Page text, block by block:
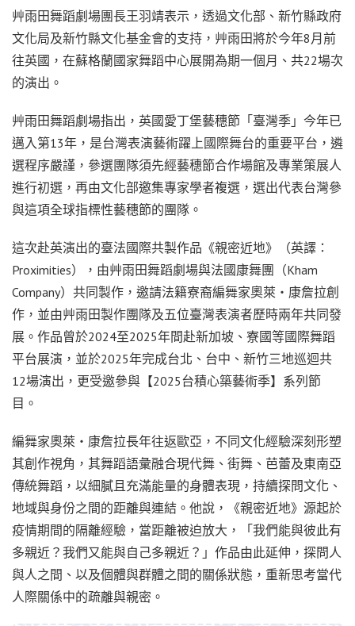
艸雨田舞蹈劇場團長王羽靖表示，透過文化部、新竹縣政府
文化局及新竹縣文化基金會的支持，艸雨田將於今年8月前
往英國，在蘇格蘭國家舞蹈中心展開為期一個月、共22場次
的演出。
艸雨田舞蹈劇場指出，英國愛丁堡藝穗節「臺灣季」今年已
邁入第13年，是台灣表演藝術躍上國際舞台的重要平台，遴
選程序嚴謹，參選團隊須先經藝穗節合作場館及專業策展人
進行初選，再由文化部邀集專家學者複選，選出代表台灣參
與這項全球指標性藝穗節的團隊。
這次赴英演出的臺法國際共製作品《親密近地》（英譯：
Proximities），由艸雨田舞蹈劇場與法國康舞團（Kham
Company）共同製作，邀請法籍寮裔編舞家奧萊・康詹拉創
作，並由艸雨田製作團隊及五位臺灣表演者歷時兩年共同發
展。作品曾於2024至2025年間赴新加坡、寮國等國際舞蹈
平台展演，並於2025年完成台北、台中、新竹三地巡迴共
12場演出，更受邀參與【2025台積心築藝術季】系列節
目。
編舞家奧萊・康詹拉長年往返歐亞，不同文化經驗深刻形塑
其創作視角，其舞蹈語彙融合現代舞、街舞、芭蕾及東南亞
傳統舞蹈，以細膩且充滿能量的身體表現，持續探問文化、
地域與身份之間的距離與連結。他說，《親密近地》源起於
疫情期間的隔離經驗，當距離被迫放大，「我們能與彼此有
多親近？我們又能與自己多親近？」作品由此延伸，探問人
與人之間、以及個體與群體之間的關係狀態，重新思考當代
人際關係中的疏離與親密。